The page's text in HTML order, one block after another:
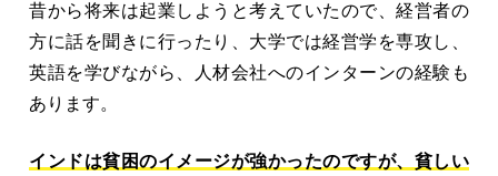
昔から将来は起業しようと考えていたので、経営者の
方に話を聞きに行ったり、大学では経営学を専攻し、
英語を学びながら、人材会社へのインターンの経験も
あります。
インドは貧困のイメージが強かったのですが、貧しい